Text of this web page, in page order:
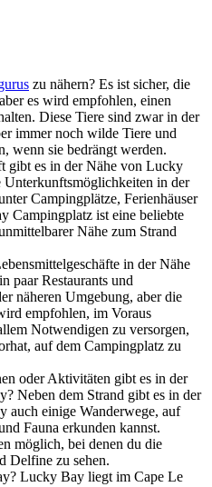
zu nähern? Es ist sicher, die
es wird empfohlen, einen
Diese Tiere sind zwar in der
immer noch wilde Tiere und
wenn sie bedrängt werden.
gibt es in der Nähe von Lucky
Unterkunftsmöglichkeiten in der
Campingplätze, Ferienhäuser
Campingplatz ist eine beliebte
Nähe zum Strand
in der Nähe
paar Restaurants und
näheren Umgebung, aber die
empfohlen, im Voraus
Notwendigen zu versorgen,
auf dem Campingplatz zu
oder Aktivitäten gibt es in der
Neben dem Strand gibt es in der
auch einige Wanderwege, auf
Fauna erkunden kannst.
möglich, bei denen du die
Delfine zu sehen.
Lucky Bay liegt im Cape Le